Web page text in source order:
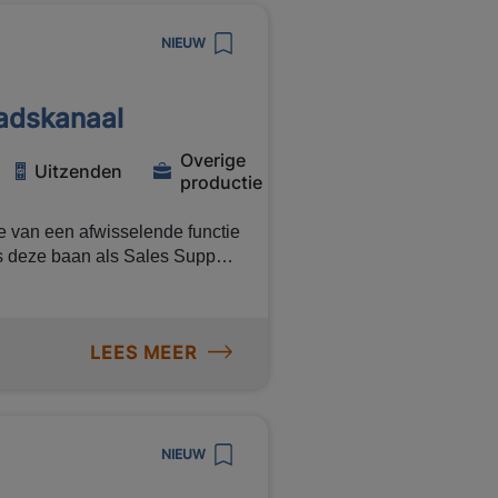
NIEUW
Uitzenden
Overige
productie
van een afwisselende functie
baan als Sales Support
Als SalesLEES MEER
NIEUW